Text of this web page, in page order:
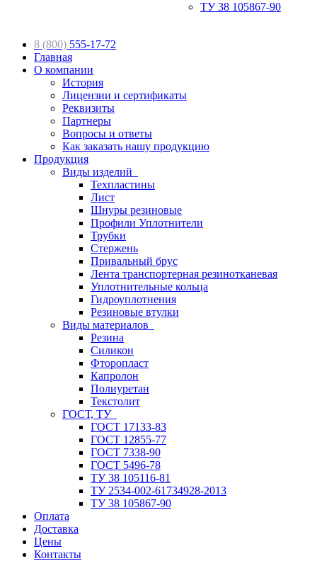
ТУ 38 105867-90
8 (800) 555-17-72
Главная
О компании
История
Лицензии и сертификаты
Реквизиты
Партнеры
Вопросы и ответы
Как заказать нашу продукцию
Продукция
Виды изделий
Техпластины
Лист
Шнуры резиновые
Профили Уплотнители
Трубки
Стержень
Привальный брус
Лента транспортерная резинотканевая
Уплотнительные кольца
Гидроуплотнения
Резиновые втулки
Виды материалов
Резина
Силикон
Фторопласт
Капролон
Полиуретан
Текстолит
ГОСТ, ТУ
ГОСТ 17133-83
ГОСТ 12855-77
ГОСТ 7338-90
ГОСТ 5496-78
ТУ 38 105116-81
ТУ 2534-002-61734928-2013
ТУ 38 105867-90
Оплата
Доставка
Цены
Контакты